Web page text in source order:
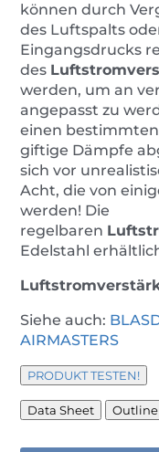
können durch
des Luftspalts
Eingangsdrucks
des
werden, um an
angepasst zu
einen
giftige Dämpfe
sich vor
Acht, die von
werden! Die
regelbaren
Edelstahl
Siehe auch:
AIRMASTERS
PRODUKT TESTEN!
Data Sheet